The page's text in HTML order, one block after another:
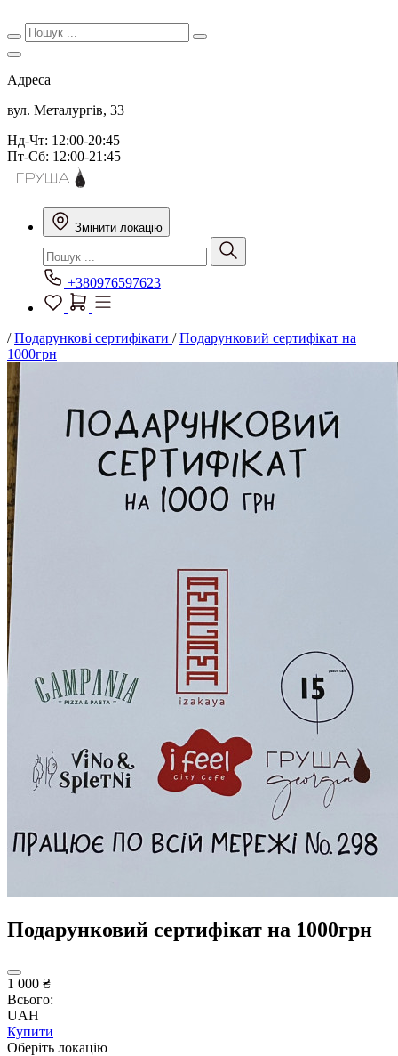
Адреса
вул. Металургів, 33
Нд-Чт: 12:00-20:45
Пт-Сб: 12:00-21:45
Змінити локацію
+380976597623
/Подарункові сертифікати /Подарунковий сертифікат на
1000грн
Подарунковий сертифікат на 1000грн
1 000 ₴
Всього:
UAH
Купити
Оберіть локацію